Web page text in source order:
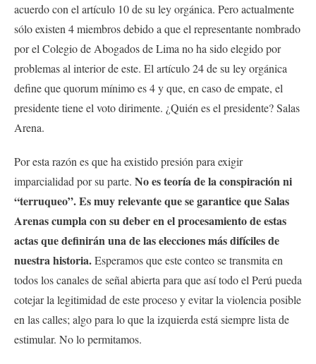
acuerdo con el artículo 10 de su ley orgánica. Pero actualmente
sólo existen 4 miembros debido a que el representante nombrado
por el Colegio de Abogados de Lima no ha sido elegido por
problemas al interior de este. El artículo 24 de su ley orgánica
define que quorum mínimo es 4 y que, en caso de empate, el
presidente tiene el voto dirimente. ¿Quién es el presidente? Salas
Arena.
Por esta razón es que ha existido presión para exigir
imparcialidad por su parte. No es teoría de la conspiración ni
“terruqueo”. Es muy relevante que se garantice que Salas
Arenas cumpla con su deber en el procesamiento de estas
actas que definirán una de las elecciones más difíciles de
nuestra historia.Esperamos que este conteo se transmita en
todos los canales de señal abierta para que así todo el Perú pueda
cotejar la legitimidad de este proceso y evitar la violencia posible
en las calles; algo para lo que la izquierda está siempre lista de
estimular. No lo permitamos.